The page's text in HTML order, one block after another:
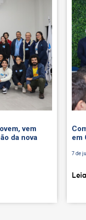
vem
da nova
em
7 de